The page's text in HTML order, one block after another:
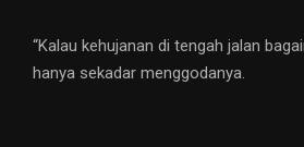
“Kalau kehujanan di tengah jalan
hanya sekadar menggodanya.